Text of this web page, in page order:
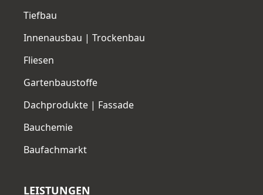
Tiefbau
Innenausbau | Trockenbau
Fliesen
Gartenbaustoffe
Dachprodukte | Fassade
Bauchemie
Baufachmarkt
LEISTUNGEN